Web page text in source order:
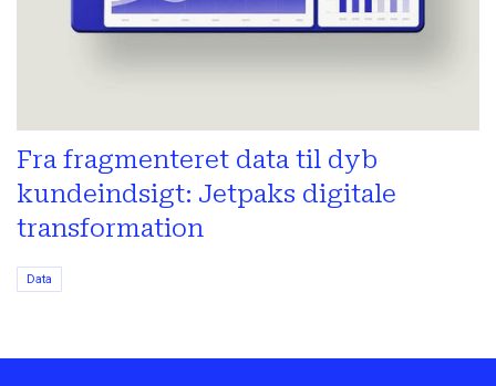
Fra fragmenteret data til dyb
kundeindsigt: Jetpaks digitale
transformation
Data